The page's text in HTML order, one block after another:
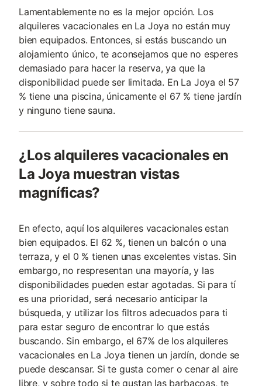
Lamentablemente no es la mejor opción. Los
alquileres vacacionales en La Joya no están muy
bien equipados. Entonces, si estás buscando un
alojamiento único, te aconsejamos que no esperes
demasiado para hacer la reserva, ya que la
disponibilidad puede ser limitada. En La Joya el 57
% tiene una piscina, únicamente el 67 % tiene jardín
y ninguno tiene sauna.
¿Los alquileres vacacionales en
La Joya muestran vistas
magníficas?
En efecto, aquí los alquileres vacacionales estan
bien equipados. El 62 %, tienen un balcón o una
terraza, y el 0 % tienen unas excelentes vistas. Sin
embargo, no respresentan una mayoría, y las
disponibilidades pueden estar agotadas. Si para tí
es una prioridad, será necesario anticipar la
búsqueda, y utilizar los filtros adecuados para ti
para estar seguro de encontrar lo que estás
buscando. Sin embargo, el 67% de los alquileres
vacacionales en La Joya tienen un jardín, donde se
puede descansar. Si te gusta comer o cenar al aire
libre, y sobre todo si te gustan las barbacoas, te